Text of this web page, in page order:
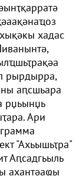
хадас
рырдырра,
аԥсшьара
рџьынџь
Ари
"Ахьышьҭра"
Аԥсадгьыль
ахантәаҩы